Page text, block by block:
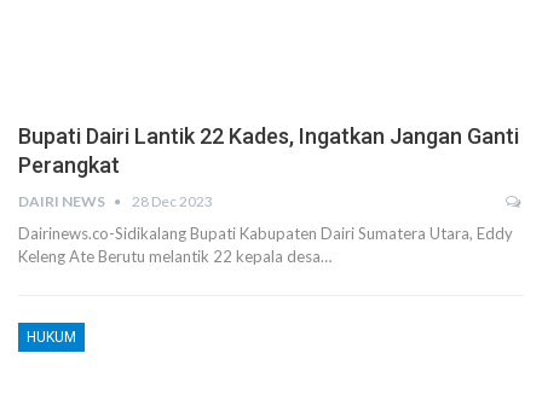
Bupati Dairi Lantik 22 Kades, Ingatkan Jangan Ganti
Perangkat
DAIRI NEWS 28 Dec 2023
Dairinews.co-Sidikalang Bupati Kabupaten Dairi Sumatera Utara, Eddy
Keleng Ate Berutu melantik 22 kepala desa…
HUKUM